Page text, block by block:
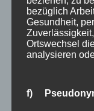
Malerarbeiten in
Berlin-
Altbaubestand
prägen das
bezüglich
Gesundheit,
Ortswechsel
analysieren
f)